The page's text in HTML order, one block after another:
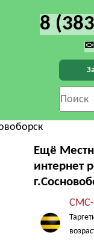
8
✉
Ещё
интернет
СМС-